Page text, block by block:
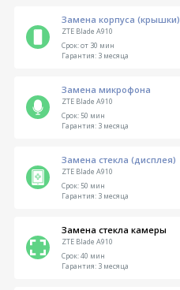
Замена корпуса (крышки)
ZTE Blade A910
Срок:от 30 мин
Гарантия:3 месяца
Замена микрофона
ZTE Blade A910
Срок:50 мин
Гарантия:3 месяца
Замена стекла (дисплея)
ZTE Blade A910
Срок:50 мин
Гарантия:3 месяца
Замена стекла камеры
ZTE Blade A910
Срок:40 мин
Гарантия:3 месяца